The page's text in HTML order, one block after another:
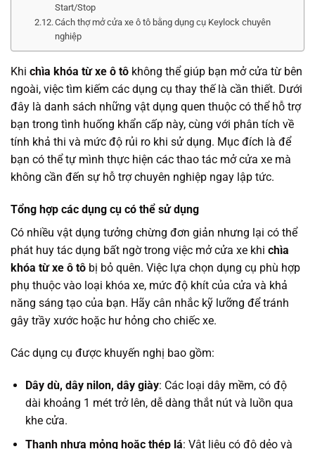
Start/Stop
Cách thợ mở cửa xe ô tô bằng dụng cụ Keylock chuyên
nghiệp
Khi chìa khóa từ xe ô tô không thể giúp bạn mở cửa từ bên
ngoài, việc tìm kiếm các dụng cụ thay thế là cần thiết. Dưới
đây là danh sách những vật dụng quen thuộc có thể hỗ trợ
bạn trong tình huống khẩn cấp này, cùng với phân tích về
tính khả thi và mức độ rủi ro khi sử dụng. Mục đích là để
bạn có thể tự mình thực hiện các thao tác mở cửa xe mà
không cần đến sự hỗ trợ chuyên nghiệp ngay lập tức.
Tổng hợp các dụng cụ có thể sử dụng
Có nhiều vật dụng tưởng chừng đơn giản nhưng lại có thể
phát huy tác dụng bất ngờ trong việc mở cửa xe khi chìa
khóa từ xe ô tô bị bỏ quên. Việc lựa chọn dụng cụ phù hợp
phụ thuộc vào loại khóa xe, mức độ khít của cửa và khả
năng sáng tạo của bạn. Hãy cân nhắc kỹ lưỡng để tránh
gây trầy xước hoặc hư hỏng cho chiếc xe.
Các dụng cụ được khuyến nghị bao gồm:
Dây dù, dây nilon, dây giày: Các loại dây mềm, có độ
dài khoảng 1 mét trở lên, dễ dàng thắt nút và luồn qua
khe cửa.
Thanh nhựa mỏng hoặc thép lá: Vật liệu có độ dẻo và